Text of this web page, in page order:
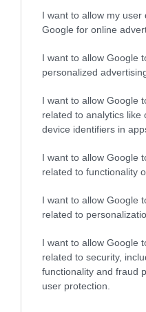
I want to allow my user
Google for online
I want to allow Google
personalized
I want to allow Google
related to analytics like
device identifiers in
I want to allow Google
related to functionality
I want to allow Google
related to
I want to allow Google
related to security,
functionality and fraud
user protection.
HOGYAN KELL NÉZNI A
TERMÉSZETET
2026-05-08
TRANSZPLANTÁCIÓS
VÁRÓLISTÁKNAK? A
DISZNÓSZERVEK ÁTÍRHATJÁK
AZ ORVOSLÁS EGYIK